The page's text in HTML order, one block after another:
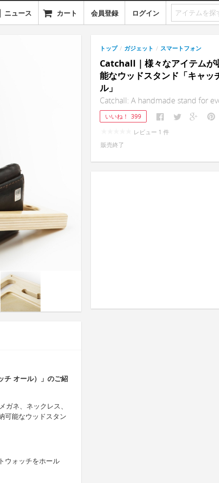
ニュース カート 会員登録 ログイン
チ オール）」のご紹
ネ、ネックレス、
可能なウッドスタン
ウォッチをホール
トップ / ガジェット / スマートフォン
Catchall｜様々なアイテムが
能なウッドスタンド「キャッ
ル」
Catchall: A handmade stand for
いいね！ 399
レビュー 1 件
販売終了